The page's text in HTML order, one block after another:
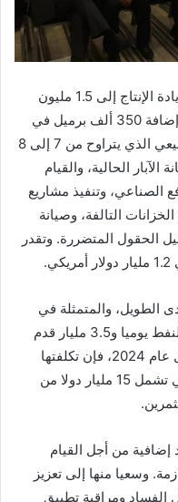
وتهدف المؤسسة الوطنية للنفط إلى زيادة الإنتاج إلى 1.5 مليون
برميل يوميا خلال عام 2020، من خلال إضافة 350 ألف برميل في
اليوم- مع الأخذ بالاعتبار الانخفاض الطبيعي الذي يتراوح من 7 إلى 8
الحالية، والقيام
الصناعي، وتنفيذ مشاريع
التالفة، وصيانة
الحقول المتضررة. وتقدر
الطويل، والمتمثلة في
زيادة الإنتاج إلى 2.1 مليون برميل من النفط يوميا و3.5 مليار قدم
مكعب قياسي من الغاز في اليوم بحلول عام 2024، فإن تكلفتها
ستكون في حدود 60 مليار دولار أمريكي تشمل 15 مليار دولا من
من أجل القيام
وسعيا منها إلى تعزيز
الفساد ومراقبة تطبيق